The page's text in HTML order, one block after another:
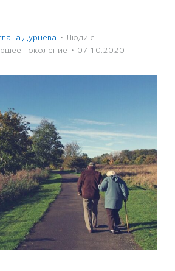
Дурнева · Люди с
поколение · 07.10.2020